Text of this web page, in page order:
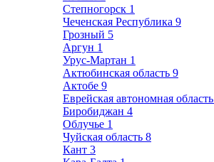
Степногорск 1
Чеченская Республика 9
Грозный 5
Аргун 1
Урус-Мартан 1
Актюбинская область 9
Актобе 9
Еврейская автономная область
Биробиджан 4
Облучье 1
Чуйская область 8
Кант 3